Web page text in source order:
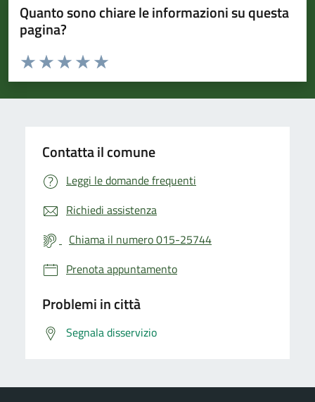
Quanto sono chiare le informazioni su questa
pagina?
Valuta da 1 a 5 stelle la pagina
Valuta 5 stelle su 5
Valuta 4 stelle su 5
Valuta 3 stelle su 5
Valuta 2 stelle su 5
Valuta 1 stelle su 5
Contatta il comune
Leggi le domande frequenti
Richiedi assistenza
Chiama il numero 015-25744
Prenota appuntamento
Problemi in città
Segnala disservizio